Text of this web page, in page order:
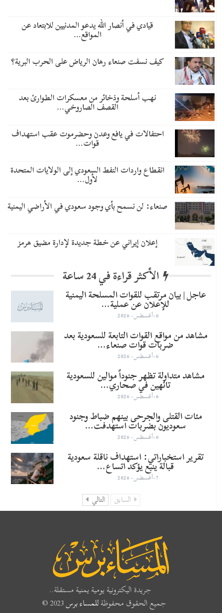
قيادي في أنصار الله يدعو المدنيين للابتعاد عن
المواقع…
كيف نسفت صنعاء رهان الرياض على الحرب البرية؟
نهب أسلحة وذخائر من معسكرات الطوارئ بعد
القصف الصاروخي…
احتفالات في يافع وعدن وحضرموت عقب استهداف
قوات…
انقطاع واردات النفط السعودي إلى الولايات المتحدة
لأول…
صنعاء: لن نسمح بأي وجود سعودي في الأراضي اليمنية
إعلان إيراني عن خطة جديدة لإدارة مضيق هرمز
الأكثر قراءة في 24 ساعة
عاجل | بيان مرتقب للقوات المسلحة اليمنية
للإعلان عن عملية…
6-أغسطس- 2026
مشاهد من مواقع القوات التابعة للسعودية بعد
ضربات قوات صنعاء…
6-أغسطس- 2026
مشاهد متداولة تظهر جنوداً موالين للسعودية
تائهين في صحاري…
6-أغسطس- 2026
مئات القتلى والجرحى بينهم ضباط وجنود
سعوديون بضربات استهدفت…
6-أغسطس- 2026
تقرير استخباراتي: استهداف ناقلة سعودية
قبالة ينبع يؤكد اتساع…
7-أغسطس- 2026
السابق التالي
جريدة اليكترونية يومية يمنية مستقلة..
جميع الحقوق محفوظةللمساء برس